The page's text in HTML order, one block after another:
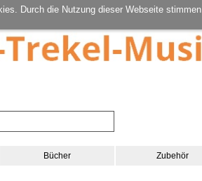
Durch die Nutzung dieser Webseite
Bücher Zubehör